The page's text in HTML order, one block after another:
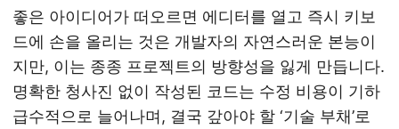
좋은 아이디어가 떠오르면 에디터를 열고 즉시 키보
드에 손을 올리는 것은 개발자의 자연스러운 본능이
지만, 이는 종종 프로젝트의 방향성을 잃게 만듭니다.
명확한 청사진 없이 작성된 코드는 수정 비용이 기하
급수적으로 늘어나며, 결국 갚아야 할 ‘기술 부채’로